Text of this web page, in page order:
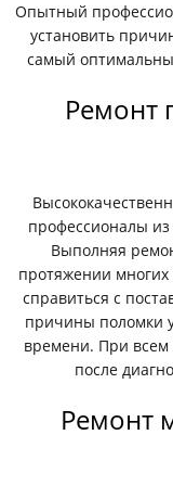
Опытный
установить
самый
Ремонт
профессионалы из
Выполняя
протяжении многих
справиться с
причины поломки
времени. При всем
после
Ремонт